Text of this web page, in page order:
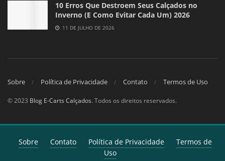
10 Erros Que Destroem Seus Calçados no
Inverno (E Como Evitar Cada Um) 2026
11 DE JULHO DE 2026
Sobre Política de Privacidade Contato Termos de Uso
© 2023 Blog E-Carts Calçados. Todos os direitos reservados.
Sobre Contato Política de Privacidade
Termos de
Uso